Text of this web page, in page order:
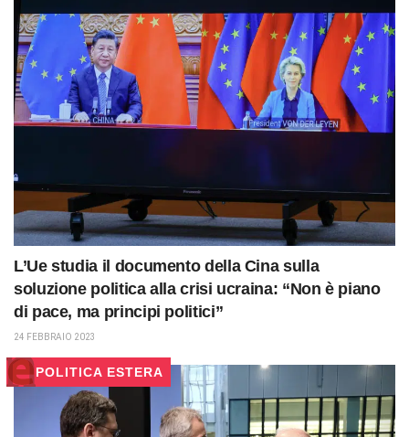
L’Ue studia il documento della Cina sulla
soluzione politica alla crisi ucraina: “Non è piano
di pace, ma principi politici”
24 FEBBRAIO 2023
POLITICA ESTERA